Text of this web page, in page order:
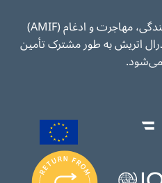
این پروژه توسط صندوق پناهندگی، مهاجرت و ادغام (AMIF)
اتریش به طور مشترک تأمین
Image